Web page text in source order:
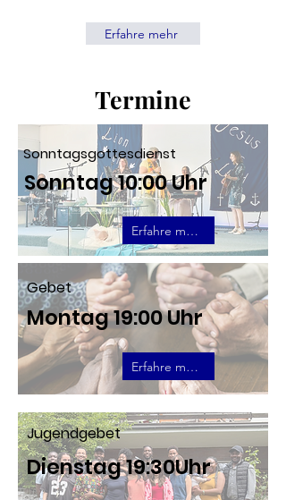
Erfahre mehr
Termine
Sonntagsgottesdienst
Sonntag 10:00 Uhr
Erfahre mehr
Gebet
Montag 19:00 Uhr
Erfahre mehr
Jugendgebet
Dienstag 19:30Uhr